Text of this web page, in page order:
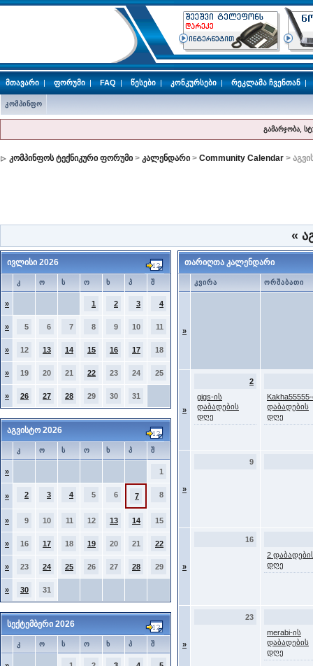
მთავარი| ფორუმი| FAQ| წესები| კონკურსები| რეკლამა ჩვენთან|
კომპინფო
გამარჯობა,
კომპინფოს ტექნიკური ფორუმი > კალენდარი > Community Calendar >
«
ივლისი 2026
კ ო ს ო ხ პ შ
» 1 2 3 4
» 5 6 7 8 9 10 11
» 12 13 14 15 16 17 18
» 19 20 21 22 23 24 25
» 26 27 28 29 30 31
აგვისტო 2026
კ ო ს ო ხ პ შ
» 1
» 2 3 4 5 6 7 8
» 9 10 11 12 13 14 15
» 16 17 18 19 20 21 22
» 23 24 25 26 27 28 29
» 30 31
სექტემბერი 2026
კ ო ს ო ხ პ შ
თარიღთა კალენდარი
კვირა ორშაბათი
»
»
2
gigs-ის
დაბადების
დღე
დაბადების
დღე
»
9
»
16
2
დღე
»
23
merabi-ის
დაბადების
დღე